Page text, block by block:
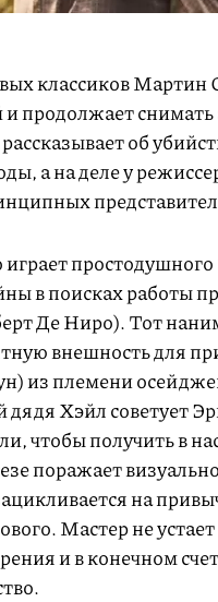
классиков Мартин
и продолжает
об
а на деле у
в поисках работы
Де Ниро). Тот
внешность для
из племени
дядя Хэйл советует
чтобы получить в
поражает
на
Мастер не
и в конечном